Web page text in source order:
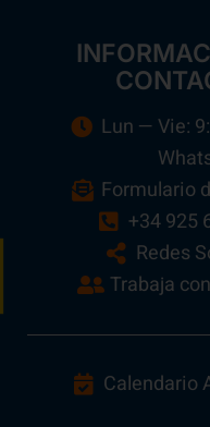
Lun — Vie:
Formulario
+34 925
Redes
Trabaja
Calendario